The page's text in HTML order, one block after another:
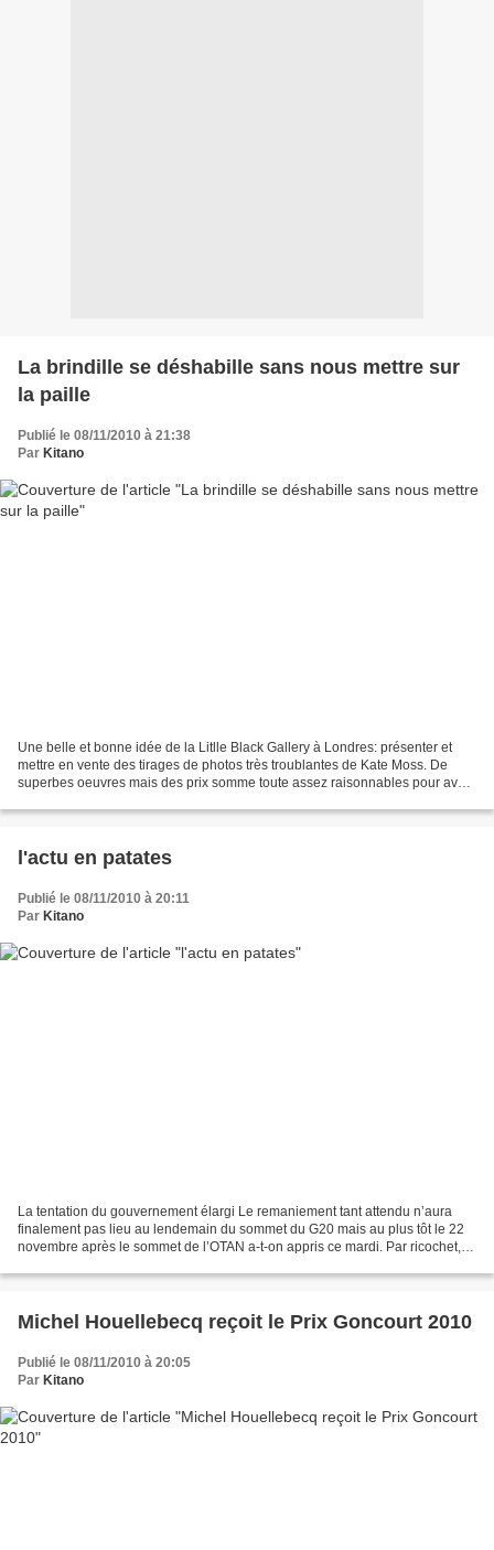
La brindille se déshabille sans nous mettre sur
la paille
Publié le 08/11/2010 à 21:38
Par Kitano
Une belle et bonne idée de la Litlle Black Gallery à Londres: présenter et
mettre en vente des tirages de photos très troublantes de Kate Moss. De
superbes oeuvres mais des prix somme toute assez raisonnables pour avoir
l'actu en patates
Publié le 08/11/2010 à 20:11
Par Kitano
La tentation du gouvernement élargi Le remaniement tant attendu n’aura
finalement pas lieu au lendemain du sommet du G20 mais au plus tôt le 22
novembre après le sommet de l’OTAN a-t-on appris ce mardi. Par ricochet, il
Michel Houellebecq reçoit le Prix Goncourt 2010
Publié le 08/11/2010 à 20:05
Par Kitano